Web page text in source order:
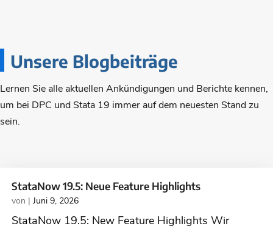
Unsere Blogbeiträge
Lernen Sie alle aktuellen Ankündigungen und Berichte kennen,
um bei DPC und Stata 19 immer auf dem neuesten Stand zu
sein.
StataNow 19.5: Neue Feature Highlights
von | Juni 9, 2026
StataNow 19.5: New Feature Highlights Wir